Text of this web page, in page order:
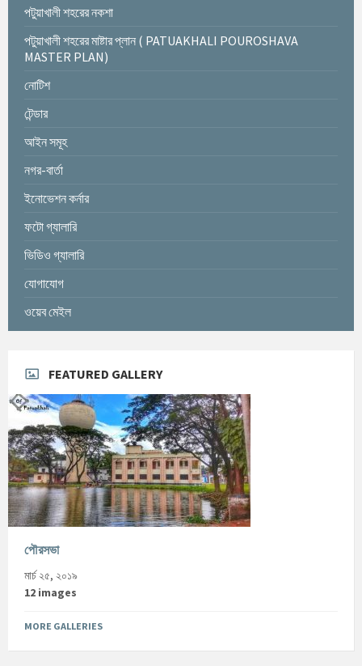
পটুয়াখালী শহরের নকশা
পটুয়াখালী শহরের মাষ্টার প্লান ( PATUAKHALI POUROSHAVA
MASTER PLAN)
নোটিশ
টেন্ডার
আইন সমূহ
নগর-বার্তা
ইনোভেশন কর্নার
ফটো গ্যালারি
ভিডিও গ্যালারি
যোগাযোগ
ওয়েব মেইল
FEATURED GALLERY
পৌরসভা
মার্চ ২৫, ২০১৯
12 images
MORE GALLERIES